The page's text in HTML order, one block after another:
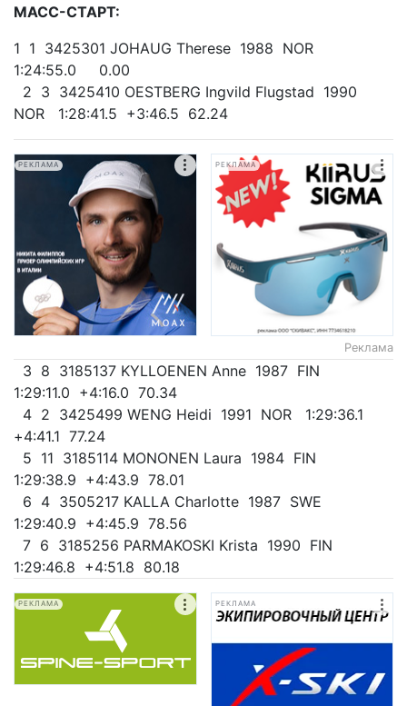
МАСС-СТАРТ:
1 1 3425301 JOHAUG Therese 1988 NOR
1:24:55.0 0.00
2 3 3425410 OESTBERG Ingvild Flugstad 1990
NOR 1:28:41.5 +3:46.5 62.24
РЕКЛАМА РЕКЛАМА
Реклама
3 8 3185137 KYLLOENEN Anne 1987 FIN
1:29:11.0 +4:16.0 70.34
4 2 3425499 WENG Heidi 1991 NOR 1:29:36.1
+4:41.1 77.24
5 11 3185114 MONONEN Laura 1984 FIN
1:29:38.9 +4:43.9 78.01
6 4 3505217 KALLA Charlotte 1987 SWE
1:29:40.9 +4:45.9 78.56
7 6 3185256 PARMAKOSKI Krista 1990 FIN
1:29:46.8 +4:51.8 80.18
РЕКЛАМА РЕКЛАМА